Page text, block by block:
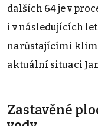
dalších 64 je v
i v následujících
narůstajícími
aktuální situaci
Zastavěné